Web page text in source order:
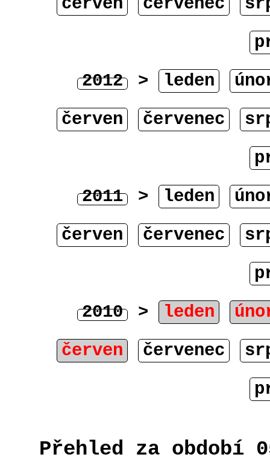
2012 > leden
červen
červenec
2011 > leden
červen
červenec
2010 > leden
červen
červenec
Přehled za období